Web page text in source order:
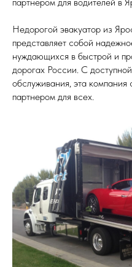
партнером для водителей в
Недорогой эвакуатор из
представляет собой
нуждающихся в быстрой и
дорогах России. С
обслуживания, эта
партнером для всех.